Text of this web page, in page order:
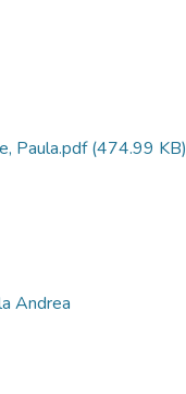
Paula.pdf(474.99 KB)
Andrea